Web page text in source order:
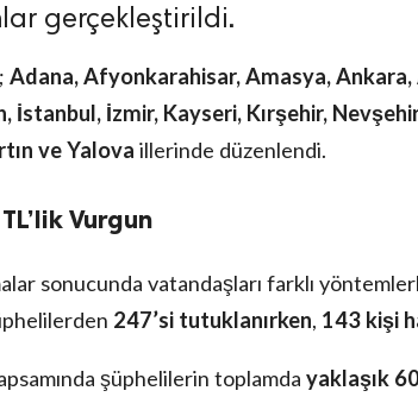
gerçekleştirildi.
Adana, Afyonkarahisar, Amasya,
İstanbul, İzmir, Kayseri, Kırşehir,
ve Yalova illerinde düzenlendi.
Vurgun
sonucunda vatandaşları farklı
247’si tutuklanırken, 143 kişi
şüphelilerin toplamda yaklaşık